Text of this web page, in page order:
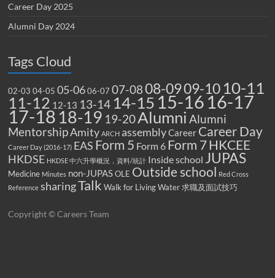
Career Day 2025
Alumni Day 2024
Tags Cloud
02-03 04-05 05-06 06-07 07-0808-0909-10 10-11
11-12 12-13 13-14 14-1515-1616-17
17-1818-19 19-20Alumni Alumni
MentorshipAmity ARCH assemblyCareer Career Day
Career Day (2016-17) EAS Form 5 Form 6 Form 7HKCEE
HKDSE HKDSE 中六升學概況，資料/統計 Inside school JUPAS
Medicine Minutes non-JUPAS OLE Outside school Red Cross
Reference sharingTalk Walk for Living Water 求職及面試技巧
Copyright © Careers Team